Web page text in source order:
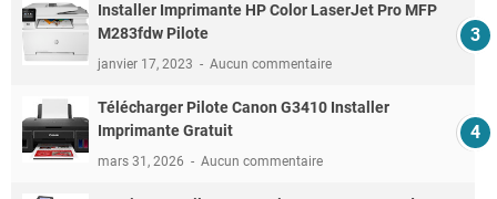
Installer Imprimante HP Color LaserJet Pro MFP
M283fdw Pilote
janvier 17, 2023 Aucun commentaire
Télécharger Pilote Canon G3410 Installer
Imprimante Gratuit
mars 31, 2026 Aucun commentaire